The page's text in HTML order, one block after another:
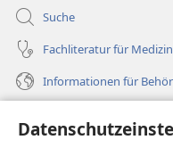
Suche
Fachliteratur für
Informationen für